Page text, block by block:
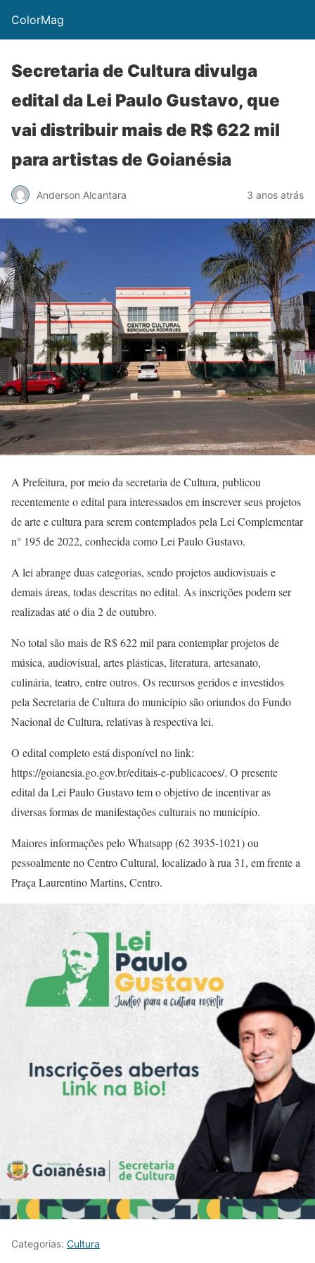
ColorMag
Secretaria de Cultura divulga
edital da Lei Paulo Gustavo, que
vai distribuir mais de R$ 622 mil
para artistas de Goianésia
Anderson Alcantara 3 anos atrás
A Prefeitura, por meio da secretaria de Cultura, publicou
recentemente o edital para interessados em inscrever seus projetos
de arte e cultura para serem contemplados pela Lei Complementar
n° 195 de 2022, conhecida como Lei Paulo Gustavo.
A lei abrange duas categorias, sendo projetos audiovisuais e
demais áreas, todas descritas no edital. As inscrições podem ser
realizadas até o dia 2 de outubro.
No total são mais de R$ 622 mil para contemplar projetos de
música, audiovisual, artes plásticas, literatura, artesanato,
culinária, teatro, entre outros. Os recursos geridos e investidos
pela Secretaria de Cultura do município são oriundos do Fundo
Nacional de Cultura, relativas à respectiva lei.
O edital completo está disponível no link:
https://goianesia.go.gov.br/editais-e-publicacoes/. O presente
edital da Lei Paulo Gustavo tem o objetivo de incentivar as
diversas formas de manifestações culturais no município.
Maiores informações pelo Whatsapp (62 3935-1021) ou
pessoalmente no Centro Cultural, localizado à rua 31, em frente a
Praça Laurentino Martins, Centro.
Categorias: Cultura